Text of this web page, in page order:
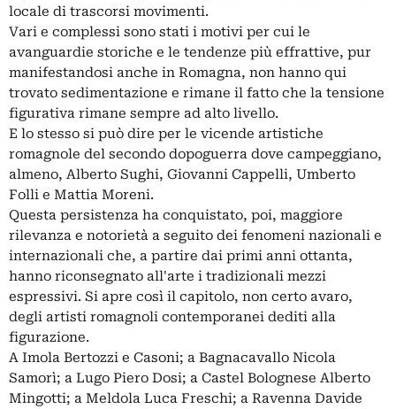
locale di trascorsi movimenti.
Vari e complessi sono stati i motivi per cui le
avanguardie storiche e le tendenze più effrattive, pur
manifestandosi anche in Romagna, non hanno qui
trovato sedimentazione e rimane il fatto che la tensione
figurativa rimane sempre ad alto livello.
E lo stesso si può dire per le vicende artistiche
romagnole del secondo dopoguerra dove campeggiano,
almeno, Alberto Sughi, Giovanni Cappelli, Umberto
Folli e Mattia Moreni.
Questa persistenza ha conquistato, poi, maggiore
rilevanza e notorietà a seguito dei fenomeni nazionali e
internazionali che, a partire dai primi anni ottanta,
hanno riconsegnato all'arte i tradizionali mezzi
espressivi. Si apre così il capitolo, non certo avaro,
degli artisti romagnoli contemporanei dediti alla
figurazione.
A Imola Bertozzi e Casoni; a Bagnacavallo Nicola
Samorì; a Lugo Piero Dosi; a Castel Bolognese Alberto
Mingotti; a Meldola Luca Freschi; a Ravenna Davide